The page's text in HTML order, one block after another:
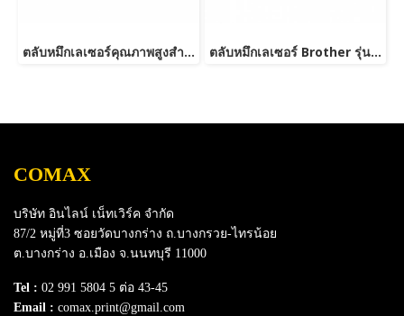
ตลับหมึกเลเซอร์คุณภาพสูงสำหรับ Brother รุ่น TN2480 ตลับหมึกเลเซอร์ Brother รุ่น TN2280/TN2260-JUMBO
COMAX
บริษัท อินไลน์ เน็ทเวิร์ค จำกัด
87/2 หมู่ที่3 ซอยวัดบางกร่าง ถ.บางกรวย-ไทรน้อย
ต.บางกร่าง อ.เมือง จ.นนทบุรี 11000
Tel : 02 991 5804 5 ต่อ 43-45
Email : comax.print@gmail.com